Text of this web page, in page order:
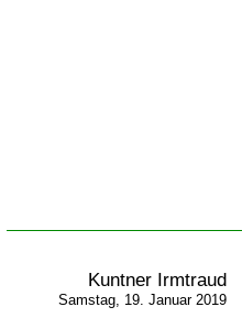
Kuntner Irmtraud
Samstag, 19. Januar 2019